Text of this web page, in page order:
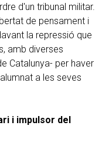
d'un tribunal militar.
de pensament i
la repressió que
amb diverses
Catalunya- per haver
a les seves
i impulsor del